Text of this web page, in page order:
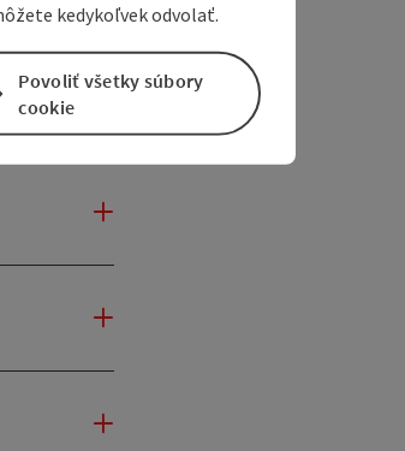
kedykoľvek odvolať.
Povoliť všetky súbory
cookie